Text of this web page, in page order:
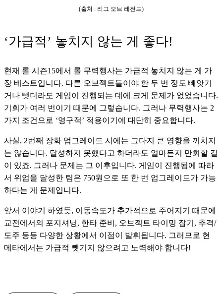
(출처 : 리그 오브 레전드)
‘가급적’ 놓치지 않는 게 좋다!
현재 롤 시즌15에서 롤 무력행사는 가급적 놓치지 않는 게 가
장 베스트입니다. 다른 오브젝트들이야 한 두 번 정도 빼앗기
거나 뺏더라도 게임이 진행되는 데에 크게 문제가 없었습니다.
기회가 여러 번이기 때문에 그렇습니다. 그러나 무력행사는 2
가지 조건으로 ‘영구적’ 적용이기에 대단히 중요합니다.
사실, 2번째 장화 업그레이드 시에는 그다지 큰 영향을 끼치지
는 않습니다. 달성하지 못했다고 하더라도 얼마든지 만회할 길
이 있죠. 그러나 문제는 그 이후입니다. 게임이 진행됨에 따라
서 위업을 달성한 팀은 750원으로 또 한 번 업그레이드가 가능
하다는 게 문제입니다.
앞서 이야기 하였듯, 이동속도가 추가적으로 주어지기 때문에
교전에서의 포지셔닝, 한타 준비, 오브젝트 타이밍 잡기, 추격/
도주 등등 다양한 상황에서 이점이 발휘됩니다. 그러므로 현
메타에서는 가급적 뺏기지 않으려고 노력해야 합니다!